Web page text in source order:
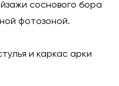
соснового бора
фотозоной.
и каркас арки